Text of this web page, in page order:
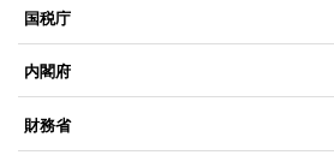
国税庁
内閣府
財務省